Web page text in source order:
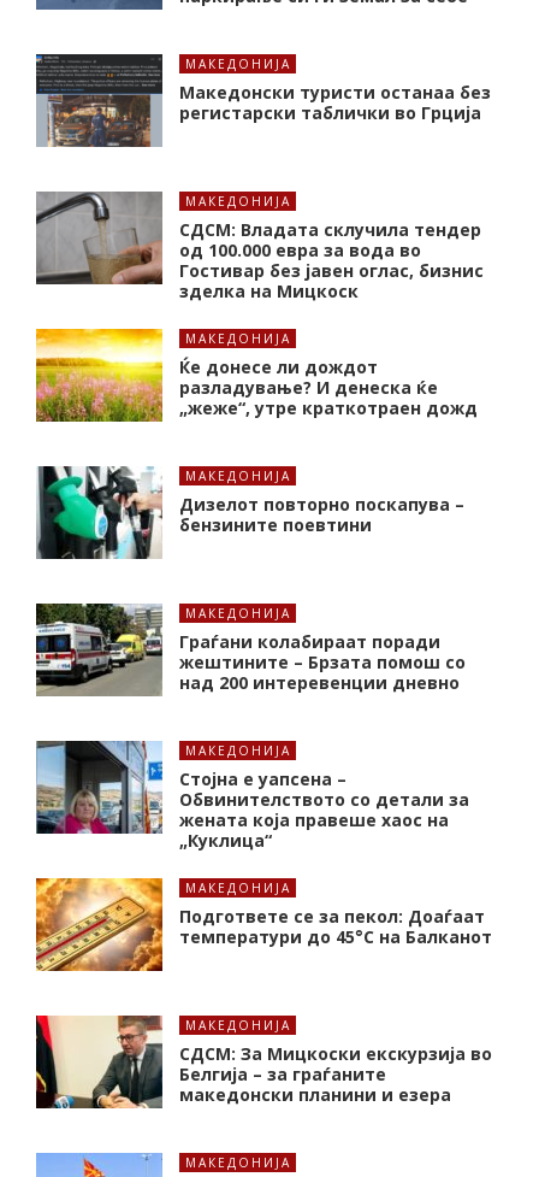
МАКЕДОНИЈА
Македонски туристи останаа без
регистарски таблички во Грција
МАКЕДОНИЈА
СДСМ: Владата склучила тендер
од 100.000 евра за вода во
Гостивар без јавен оглас, бизнис
зделка на Мицкоск
МАКЕДОНИЈА
Ќе донесе ли дождот
разладување? И денеска ќе
„жеже“, утре краткотраен дожд
МАКЕДОНИЈА
Дизелот повторно поскапува –
бензините поевтини
МАКЕДОНИЈА
Граѓани колабираат поради
жештините – Брзата помош со
над 200 интеревенции дневно
МАКЕДОНИЈА
Стојна е уапсена –
Обвинителството со детали за
жената која правеше хаос на
„Куклица“
МАКЕДОНИЈА
Подгответе се за пекол: Доаѓаат
температури до 45°C на Балканот
МАКЕДОНИЈА
СДСМ: За Мицкоски екскурзија во
Белгија – за граѓаните
македонски планини и езера
МАКЕДОНИЈА